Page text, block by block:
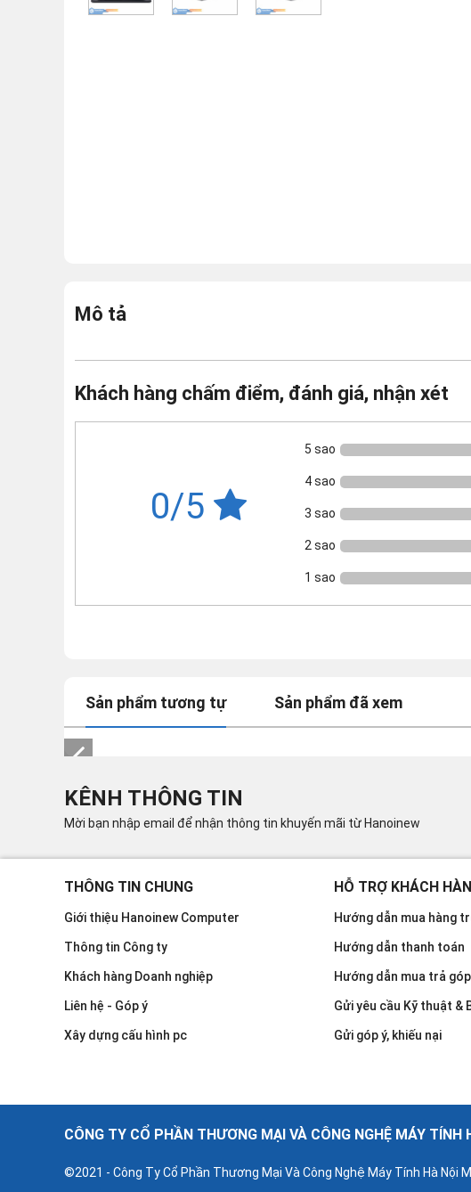
Mô tả
Khách hàng chấm điểm, đánh giá, nhận xét
0/5
5 sao
4 sao
3 sao
2 sao
1 sao
Sản phẩm tương tự Sản phẩm đã xem
KÊNH THÔNG TIN
Mời bạn nhập email để nhận thông tin khuyến mãi từ Hanoinew
THÔNG TIN CHUNG
Giới thiệu Hanoinew Computer
Thông tin Công ty
Khách hàng Doanh nghiệp
Liên hệ - Góp ý
Xây dựng cấu hình pc
HỖ TRỢ KHÁCH
Hướng dẫn mua hàng
Hướng dẫn thanh toán
Hướng dẫn mua trả góp
Gửi yêu cầu Kỹ thuật &
Gửi góp ý, khiếu nại
CÔNG TY CỔ PHẦN THƯƠNG MẠI VÀ CÔNG NGHỆ MÁY TÍNH
©2021 - Công Ty Cổ Phần Thương Mại Và Công Nghệ Máy Tính Hà Nội